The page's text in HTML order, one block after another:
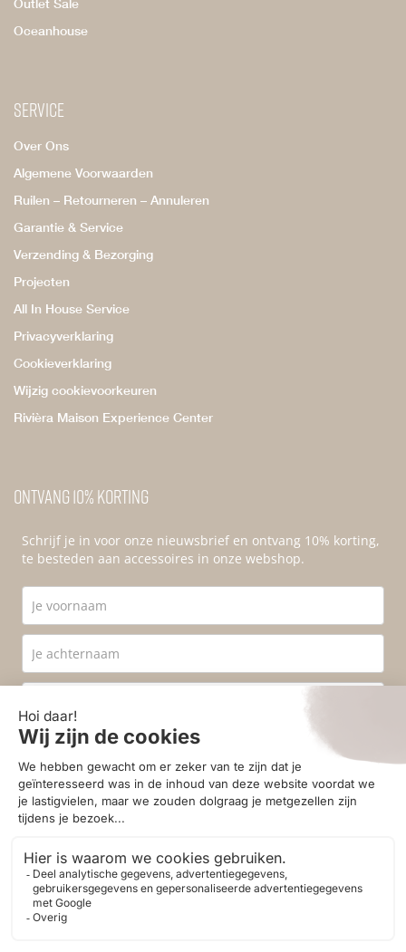
Outlet Sale
Oceanhouse
Service
Over Ons
Algemene Voorwaarden
Ruilen – Retourneren – Annuleren
Garantie & Service
Verzending & Bezorging
Projecten
All In House Service
Privacyverklaring
Cookieverklaring
Wijzig cookievoorkeuren
Rivièra Maison Experience Center
Ontvang 10% korting
Schrijf je in voor onze nieuwsbrief en ontvang 10% korting,
te besteden aan accessoires in onze webshop.
Ik ga akkoord met deprivacyvoorwaarden
Aanmelden
© 2026 - Homestore Bergen